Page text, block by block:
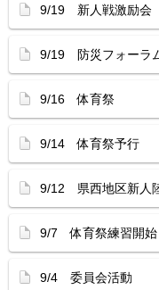
9/19 新人戦激励会
9/19 防災フォーラ
9/16 体育祭
9/14 体育祭予行
9/12 県西地区新人
9/7 体育祭練習開始
9/4 委員会活動